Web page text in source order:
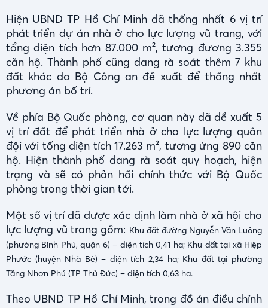
Hiện UBND TP Hồ Chí Minh đã thống nhất 6 vị trí
phát triển dự án nhà ở cho lực lượng vũ trang, với
tổng diện tích hơn 87.000 m², tương đương 3.355
căn hộ. Thành phố cũng đang rà soát thêm 7 khu
đất khác do Bộ Công an đề xuất để thống nhất
phương án bố trí.
Về phía Bộ Quốc phòng, cơ quan này đã đề xuất 5
vị trí đất để phát triển nhà ở cho lực lượng quân
đội với tổng diện tích 17.263 m², tương ứng 890 căn
hộ. Hiện thành phố đang rà soát quy hoạch, hiện
trạng và sẽ có phản hồi chính thức với Bộ Quốc
phòng trong thời gian tới.
Một số vị trí đã được xác định làm nhà ở xã hội cho
lực lượng vũ trang gồm: Khu đất đường Nguyễn Văn Luông
(phường Bình Phú, quận 6) – diện tích 0,41 ha; Khu đất tại xã Hiệp
Phước (huyện Nhà Bè) – diện tích 2,34 ha; Khu đất tại phường
Tăng Nhơn Phú (TP Thủ Đức) – diện tích 0,63 ha.
Theo UBND TP Hồ Chí Minh, trong đồ án điều chỉnh